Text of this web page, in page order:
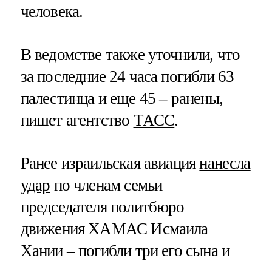
человека.
В ведомстве также уточнили, что
за последние 24 часа погибли 63
палестинца и еще 45 – ранены,
пишет агентство ТАСС.
Ранее израильская авиациянанесла
удар по членам семьи
председателя политбюро
движения ХАМАС Исмаила
Хании – погибли три его сына и